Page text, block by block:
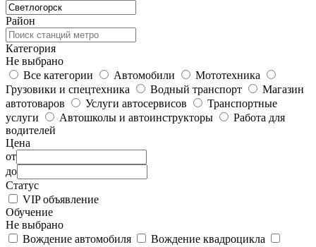
Район
Категория
Не выбрано
Все категории
Автомобили
Мототехника
Грузовики и спецтехника
Водный транспорт
Магазин
автотоваров
Услуги автосервисов
Транспортные
услуги
Автошколы и автоинструкторы
Работа для
водителей
Цена
от
до
Статус
VIP объявление
Обучение
Не выбрано
Вождение автомобиля
Вождение квадроцикла